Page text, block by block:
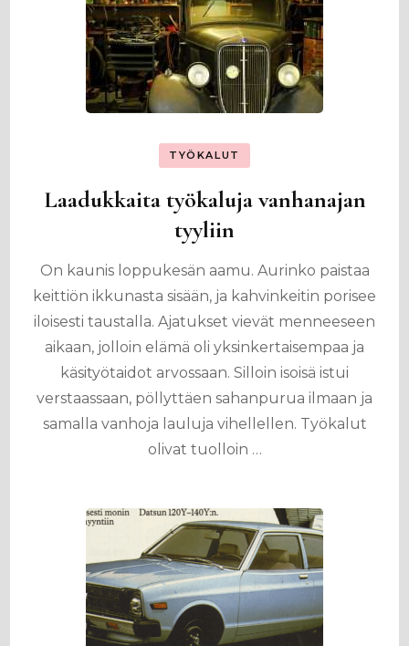
TYÖKALUT
Laadukkaita työkaluja vanhanajan
tyyliin
On kaunis loppukesän aamu. Aurinko paistaa
keittiön ikkunasta sisään, ja kahvinkeitin porisee
iloisesti taustalla. Ajatukset vievät menneeseen
aikaan, jolloin elämä oli yksinkertaisempaa ja
käsityötaidot arvossaan. Silloin isoisä istui
verstaassaan, pöllyttäen sahanpurua ilmaan ja
samalla vanhoja lauluja vihellellen. Työkalut
olivat tuolloin …